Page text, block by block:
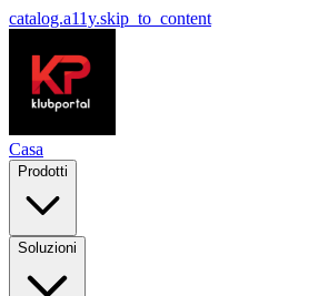
catalog.a11y.skip_to_content
Casa
Prodotti
Soluzioni